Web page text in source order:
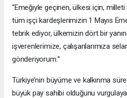
“Emeğiyle geçinen, ülkesi için,
tüm işçi kardeşlerimizin 1 Mayıs
tebrik ediyor, ülkemizin dört bir
işverenlerimize, çalışanlarımıza
gönderiyorum.”
Türkiye’nin büyüme ve kalkınma
büyük pay sahibi olduğunu